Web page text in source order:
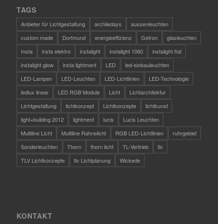
TAGS
Anbieter für Lichtgestaltung archiledays
aussenleuchten
custom made
Dortmund energieeffizienz Getron
glasleuchten
Insta
insta elektro instalight instalight 1060
instalight flat
instalight glow
insta lightment LED
led-einbauleuchten
LED-Lampen
LED-Leuchten LED-Lichtlinien
LED-Technologie
ledlux linear
LED RGB Module Licht
Lichtarchitektur
Lichtgestaltung
lichtkonzept Lichtkonzepte
lichtkunst
light+building 2012
lightment lucis
Lucis Leuchten
Multiline Licht
Multiline Rahnelicht RGB LED-Lichtlinien
ruhrgebiet
Sonderleuchten
Thorn thorn licht TL-Vertrieb
tlv
TLV Lichtkonzepte
tlv Lichtplanung Wickede
KONTAKT